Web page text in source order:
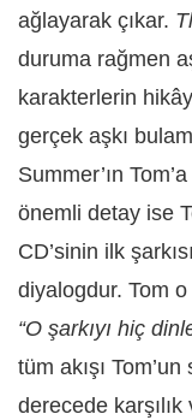
ağlayarak çıkar.
duruma rağmen
karakterlerin
gerçek aşkı
Summer’ın
önemli detay ise
CD’sinin ilk
diyalogdur. Tom
“O şarkıyı hiç
tüm akışı
derecede